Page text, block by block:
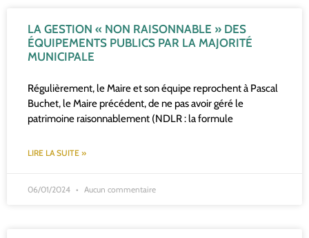
LA GESTION « NON RAISONNABLE » DES
ÉQUIPEMENTS PUBLICS PAR LA MAJORITÉ
MUNICIPALE
Régulièrement, le Maire et son équipe reprochent à Pascal
Buchet, le Maire précédent, de ne pas avoir géré le
patrimoine raisonnablement (NDLR : la formule
LIRE LA SUITE »
06/01/2024 Aucun commentaire